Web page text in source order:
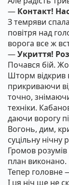
— Контакт!
З темряви
повітря над
ворога все ж
—Укриття!
Почався бій.
Шторм відкрив
прикриваючи
точно,
техніки.
даючи ворогу
Вогонь, дим,
суцільну нічну
Громов
план виконано.
Тепер головне
І ця ніч ще не